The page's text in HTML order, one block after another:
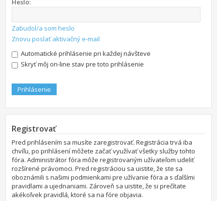
Heslo:
Zabudol/a som heslo
Znovu poslať aktivačný e-mail
Automatické prihlásenie pri každej návšteve
Skryť môj on-line stav pre toto prihlásenie
Registrovať
Pred prihlásením sa musíte zaregistrovať. Registrácia trvá iba
chvíľu, po prihlásení môžete začať využívať všetky služby tohto
fóra. Administrátor fóra môže registrovaným užívateľom udeliť
rozšírené právomoci. Pred registráciou sa uistite, že ste sa
oboznámili s našimi podmienkami pre užívanie fóra a s ďalšími
pravidlami a ujednaniami. Zároveň sa uistite, že si prečítate
akékoľvek pravidlá, ktoré sa na fóre objavia.